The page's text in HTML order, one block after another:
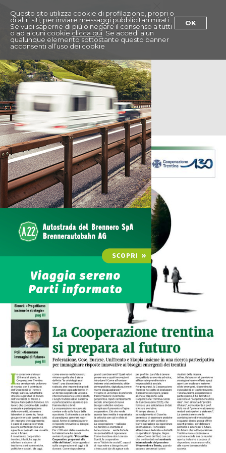
Questo sito utilizza cookie di profilazione, propri o
di altri siti, per inviare messaggi pubblicitari mirati.
Se vuoi saperne di più o negare il consenso a tutti
o ad alcuni cookie clicca qui . Se accedi a un
qualunque elemento sottostante questo banner
acconsenti all’uso dei cookie
OK
Menu